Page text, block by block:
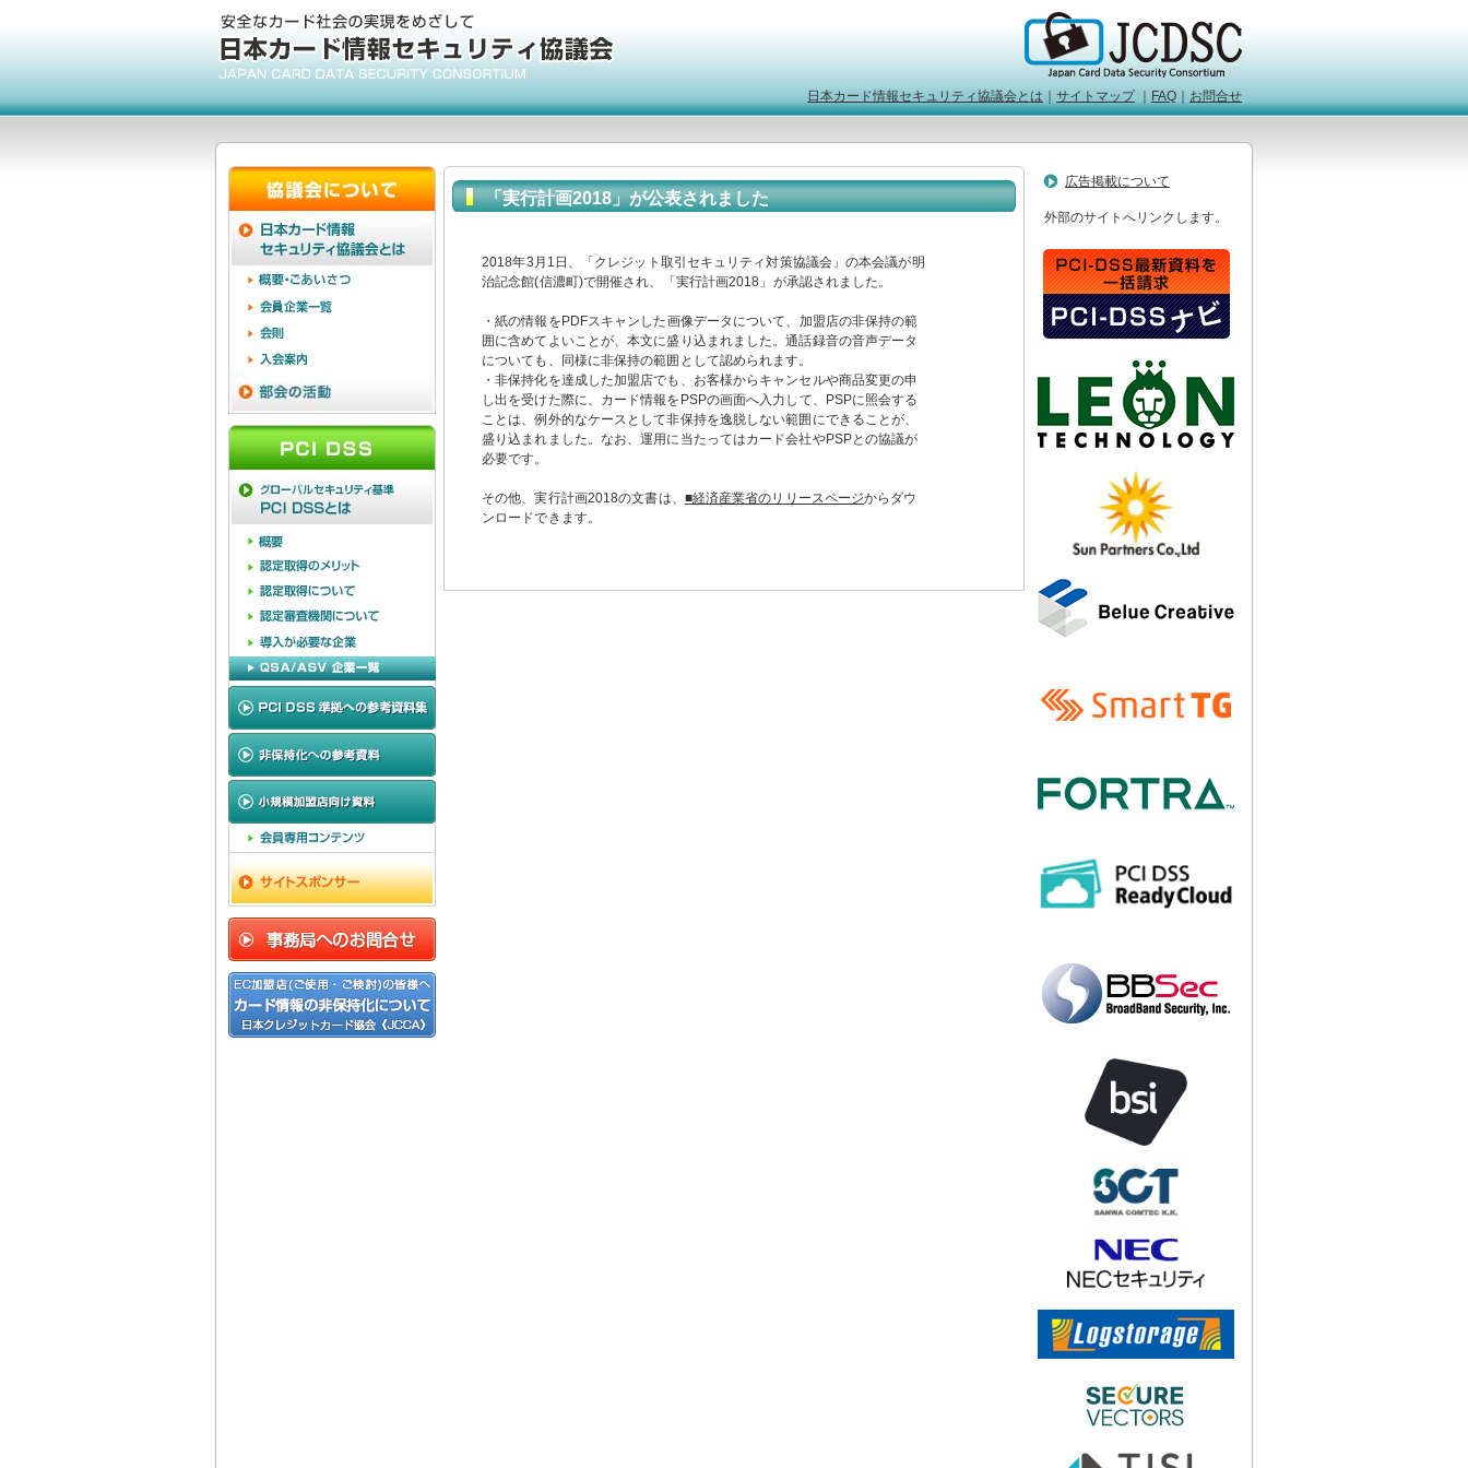
日本カード情報セキュリティ協議会とは サイトマップ｜ FAQ お問合せ
「実行計画2018」が公表されました
2018年3月1日、「クレジット取引セキュリティ対策協議会」の本会議が明
治記念館(信濃町)で開催され、「実行計画2018」が承認されました。
・紙の情報をPDFスキャンした画像データについて、加盟店の非保持の範
囲に含めてよいことが、本文に盛り込まれました。通話録音の音声データ
についても、同様に非保持の範囲として認められます。
・非保持化を達成した加盟店でも、お客様からキャンセルや商品変更の申
し出を受けた際に、カード情報をPSPの画面へ入力して、PSPに照会する
ことは、例外的なケースとして非保持を逸脱しない範囲にできることが、
盛り込まれました。なお、運用に当たってはカード会社やPSPとの協議が
必要です。
その他、実行計画2018の文書は、 ■経済産業省のリリースページからダウ
ンロードできます。
広告掲載について
外部のサイトへリンクします。